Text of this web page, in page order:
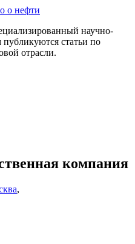
о нефти
научно-
статьи по
отрасли.
компания
,